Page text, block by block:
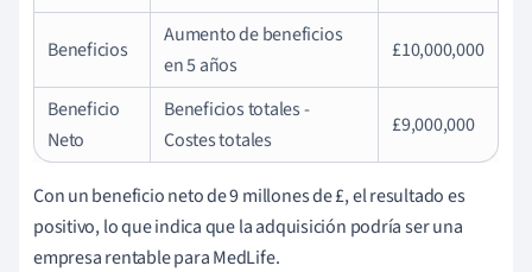
Beneficios
Aumento de beneficios
en 5 años
£10,000,000
Beneficio
Neto
Beneficios totales -
Costes totales
£9,000,000
Con un beneficio neto de 9 millones de £, el resultado es
positivo, lo que indica que la adquisición podría ser una
empresa rentable para MedLife.